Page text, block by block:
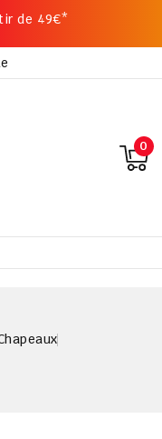
de 49€*
0